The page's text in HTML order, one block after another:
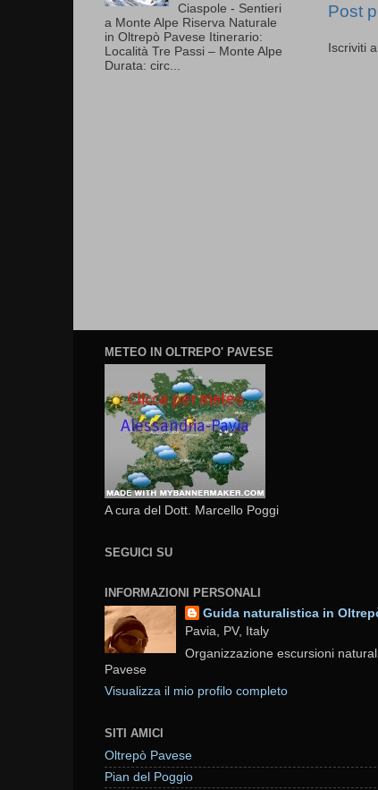
Post
Iscriviti
Ciaspole - Sentieri
a Monte Alpe Riserva Naturale
in Oltrepò Pavese Itinerario:
Località Tre Passi – Monte Alpe
Durata: circ...
METEO IN OLTREPO' PAVESE
A cura del Dott. Marcello Poggi
SEGUICI SU
INFORMAZIONI PERSONALI
Guida naturalistica in
Pavia, PV, Italy
Organizzazione escursioni
Pavese
Visualizza il mio profilo completo
SITI AMICI
Oltrepò Pavese
Pian del Poggio